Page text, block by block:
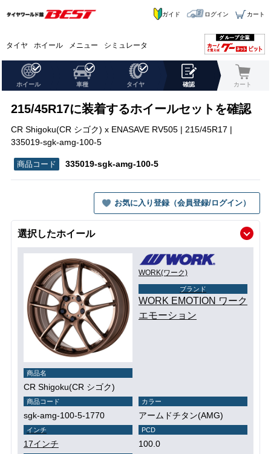
タイヤ ホイール メニュー シミュレータ
ガイド ログイン カート
ホイール 車種 タイヤ 確認 カート
215/45R17に装着するホイールセットを確認
CR Shigoku(CR シゴク) x ENASAVE RV505 | 215/45R17 |
335019-sgk-amg-100-5
335019-sgk-amg-100-5
お気に入り登録（会員登録/ログイン）
選択したホイール
WORK(ワーク)
ブランド
WORK EMOTION ワーク
エモーション
商品名
CR Shigoku(CR シゴク)
商品コード
sgk-amg-100-5-1770
カラー
アームドチタン(AMG)
インチ
17インチ
PCD
100.0